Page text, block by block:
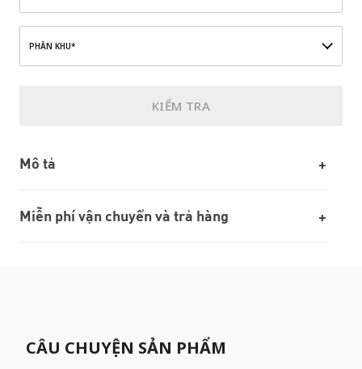
PHÂN KHU*
KIỂM TRA
Mô tả
Miễn phí vận chuyển và trả hàng
CÂU CHUYỆN SẢN PHẨM